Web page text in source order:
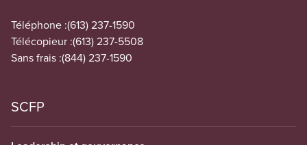
Téléphone :(613) 237-1590
Télécopieur :(613) 237-5508
Sans frais :(844) 237-1590
SCFP